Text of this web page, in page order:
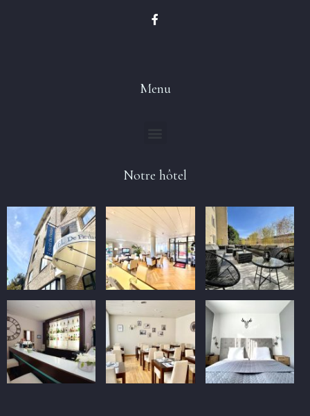
Menu
Notre hôtel